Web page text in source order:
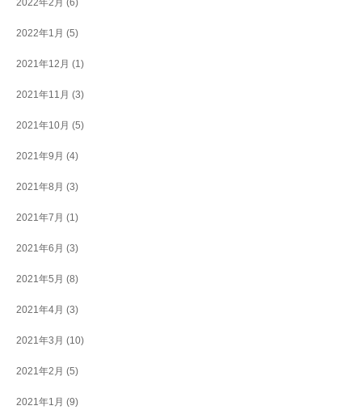
2022年2月 (6)
2022年1月 (5)
2021年12月 (1)
2021年11月 (3)
2021年10月 (5)
2021年9月 (4)
2021年8月 (3)
2021年7月 (1)
2021年6月 (3)
2021年5月 (8)
2021年4月 (3)
2021年3月 (10)
2021年2月 (5)
2021年1月 (9)